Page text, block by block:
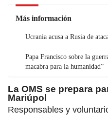
Más información
Ucrania acusa a Rusia de
Papa Francisco sobre la
macabra para la humanidad”
La OMS se prepara
Mariúpol
Responsables y